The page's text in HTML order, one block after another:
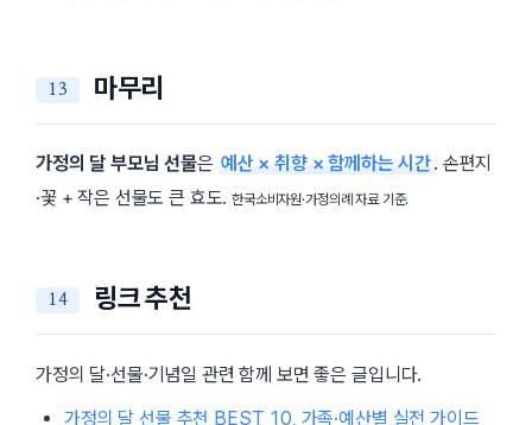
마무리
가정의 달 부모님 선물은 예산 × 취향 × 함께하는 시간. 손편지
·꽃 + 작은 선물도 큰 효도.한국소비자원·가정의례 자료 기준.
링크 추천
가정의 달·선물·기념일 관련 함께 보면 좋은 글입니다.
가정의 달 선물 추천 BEST 10, 가족·예산별 실전 가이드